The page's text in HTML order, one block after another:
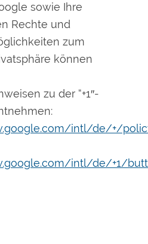
sowie Ihre
Rechte und
zum
können
zu der “+1″-
intl/de/+/
intl/de/+1/